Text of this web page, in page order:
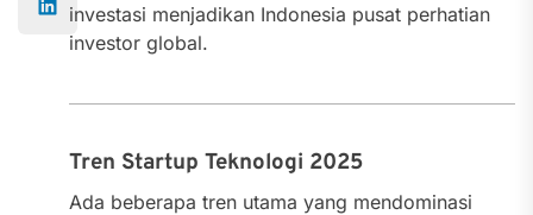
investasi menjadikan Indonesia pusat perhatian
investor global.
Tren Startup Teknologi 2025
Ada beberapa tren utama yang mendominasi